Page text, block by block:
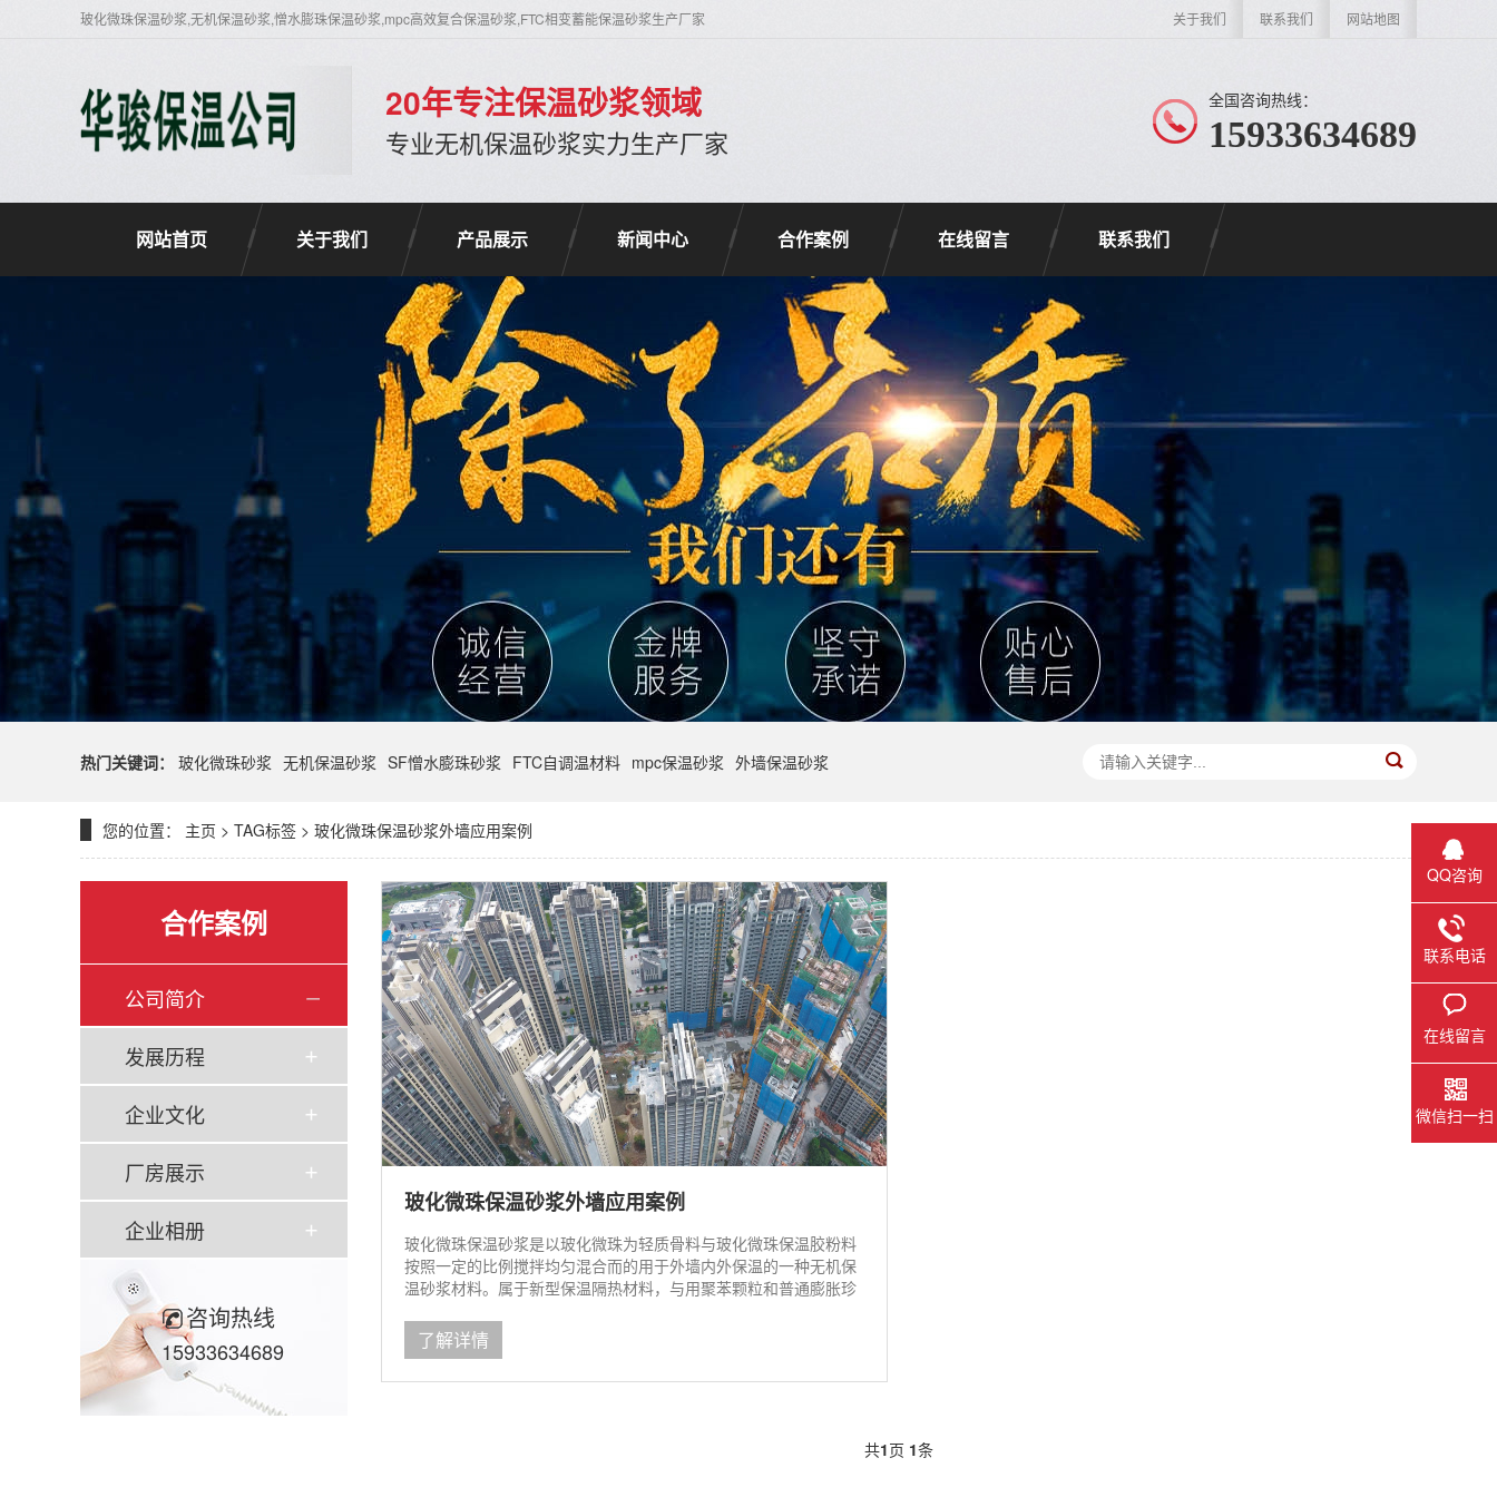
关于我们 联系我们 网站地图
玻化微珠保温砂浆,无机保温砂浆,憎水膨珠保温砂浆,mpc高效复合保温砂浆,FTC相变蓄能保温砂浆生产厂家
20年专注保温砂浆领域
专业无机保温砂浆实力生产厂家
全国咨询热线：
15933634689
网站首页 关于我们 产品展示 新闻中心 合作案例 在线留言 联系我们
热门关键词： 玻化微珠砂浆 无机保温砂浆 SF憎水膨珠砂浆 FTC自调温材料 mpc保温砂浆 外墙保温砂浆
您的位置： 主页 > TAG标签 > 玻化微珠保温砂浆外墙应用案例
合作案例
公司简介
发展历程
企业文化
厂房展示
企业相册
咨询热线
15933634689
玻化微珠保温砂浆外墙应用案例
玻化微珠保温砂浆是以玻化微珠为轻质骨料与玻化微珠保温胶粉料
按照一定的比例搅拌均匀混合而的用于外墙内外保温的一种无机保
温砂浆材料。属于新型保温隔热材料，与用聚苯颗粒和普通膨胀珍
好、电绝缘性能好、耐磨、耐腐蚀、防辐射等显著特点。1、环保
无毒、无异...
了解详情
共1页 1条
QQ咨询
联系电话
在线留言
微信扫一扫